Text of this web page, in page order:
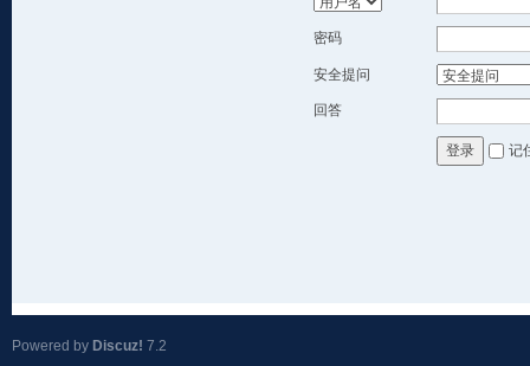
密码
安全提问
回答
登录 记
Powered by Discuz! 7.2